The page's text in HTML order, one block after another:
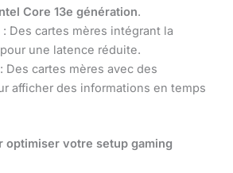
Core 13e génération.
: Des cartes mères intégrant la
pour une latence réduite.
: Des cartes mères avec des
afficher des informations en temps
optimiser votre setup gaming